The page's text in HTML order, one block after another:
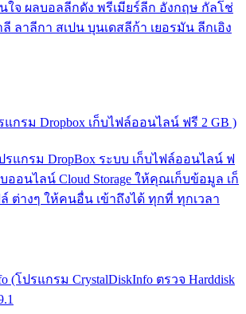
ใจ ผลบอลลีกดัง พรีเมียร์ลีก อังกฤษ กัลโช่
ลี ลาลีกา สเปน บุนเดสลีก้า เยอรมัน ลีกเอิง
แกรม Dropbox เก็บไฟล์ออนไลน์ ฟรี 2 GB )
แกรม DropBox ระบบ เก็บไฟล์ออนไลน์ ฟ
ออนไลน์ Cloud Storage ให้คุณเก็บข้อมูล เก็
ต่างๆ ให้คนอื่น เข้าถึงได้ ทุกที่ ทุกเวลา
(โปรแกรม CrystalDiskInfo ตรวจ Harddisk